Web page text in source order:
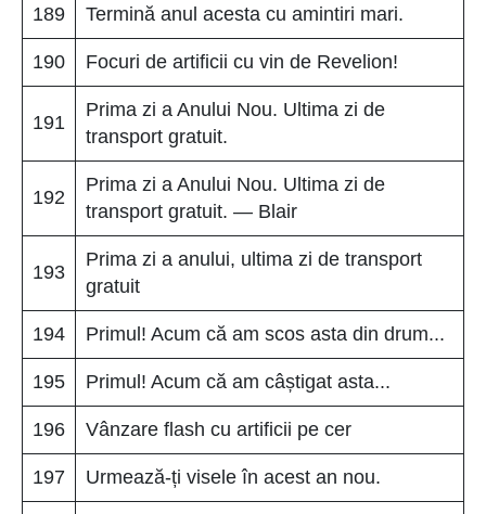
189 Termină anul acesta cu amintiri mari.
190 Focuri de artificii cu vin de Revelion!
191
Prima zi a Anului Nou. Ultima zi de
transport gratuit.
192
Prima zi a Anului Nou. Ultima zi de
transport gratuit. — Blair
193
Prima zi a anului, ultima zi de transport
gratuit
194 Primul! Acum că am scos asta din drum...
195 Primul! Acum că am câștigat asta...
196 Vânzare flash cu artificii pe cer
197 Urmează-ți visele în acest an nou.